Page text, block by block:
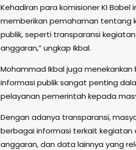
Kehadiran para komisioner KI Babel
memberikan pemahaman tentang
publik, seperti transparansi
anggaran,” ungkap Ikbal.
Mohammad Ikbal juga
informasi publik sangat penting
pelayanan pemerintah kepada
Dengan adanya transparansi,
berbagai informasi terkait kegiatan
anggaran, dan data lainnya yang